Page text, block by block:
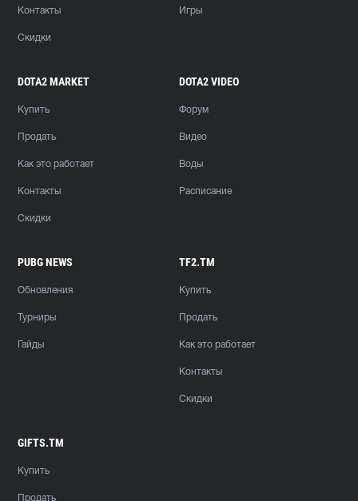
Контакты
Скидки
Игры
DOTA2 MARKET
Купить
Продать
Как это работает
Контакты
Скидки
DOTA2 VIDEO
Форум
Видео
Воды
Расписание
PUBG NEWS
Обновления
Турниры
Гайды
TF2.TM
Купить
Продать
Как это работает
Контакты
Скидки
GIFTS.TM
Купить
Продать